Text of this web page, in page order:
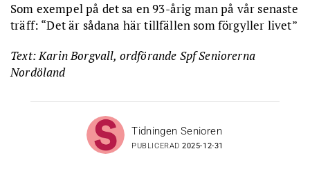
Som exempel på det sa en 93-årig man på vår senaste
träff: “Det är sådana här tillfällen som förgyller livet”
Text: Karin Borgvall, ordförande Spf Seniorerna
Nordöland
Tidningen Senioren
PUBLICERAD2025-12-31